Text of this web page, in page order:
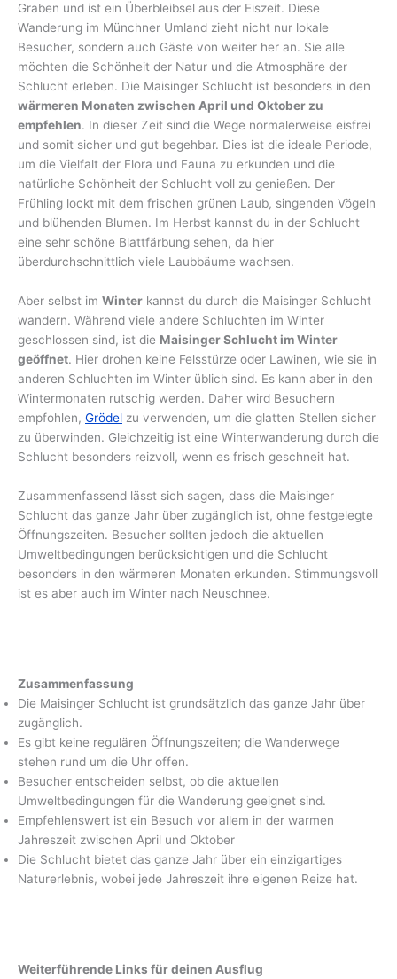
Graben und ist ein Überbleibsel aus der Eiszeit. Diese
Wanderung im Münchner Umland zieht nicht nur lokale
Besucher, sondern auch Gäste von weiter her an. Sie alle
möchten die Schönheit der Natur und die Atmosphäre der
Schlucht erleben. Die Maisinger Schlucht ist besonders in den
wärmeren Monaten zwischen April und Oktober zu
empfehlen. In dieser Zeit sind die Wege normalerweise eisfrei
und somit sicher und gut begehbar. Dies ist die ideale Periode,
um die Vielfalt der Flora und Fauna zu erkunden und die
natürliche Schönheit der Schlucht voll zu genießen. Der
Frühling lockt mit dem frischen grünen Laub, singenden Vögeln
und blühenden Blumen. Im Herbst kannst du in der Schlucht
eine sehr schöne Blattfärbung sehen, da hier
überdurchschnittlich viele Laubbäume wachsen.
Aber selbst im Winter kannst du durch die Maisinger Schlucht
wandern. Während viele andere Schluchten im Winter
geschlossen sind, ist die Maisinger Schlucht im Winter
geöffnet. Hier drohen keine Felsstürze oder Lawinen, wie sie in
anderen Schluchten im Winter üblich sind. Es kann aber in den
Wintermonaten rutschig werden. Daher wird Besuchern
empfohlen, Grödel zu verwenden, um die glatten Stellen sicher
zu überwinden. Gleichzeitig ist eine Winterwanderung durch die
Schlucht besonders reizvoll, wenn es frisch geschneit hat.
Zusammenfassend lässt sich sagen, dass die Maisinger
Schlucht das ganze Jahr über zugänglich ist, ohne festgelegte
Öffnungszeiten. Besucher sollten jedoch die aktuellen
Umweltbedingungen berücksichtigen und die Schlucht
besonders in den wärmeren Monaten erkunden. Stimmungsvoll
ist es aber auch im Winter nach Neuschnee.
Zusammenfassung
Die Maisinger Schlucht ist grundsätzlich das ganze Jahr über
zugänglich.
Es gibt keine regulären Öffnungszeiten; die Wanderwege
stehen rund um die Uhr offen.
Besucher entscheiden selbst, ob die aktuellen
Umweltbedingungen für die Wanderung geeignet sind.
Empfehlenswert ist ein Besuch vor allem in der warmen
Jahreszeit zwischen April und Oktober
Die Schlucht bietet das ganze Jahr über ein einzigartiges
Naturerlebnis, wobei jede Jahreszeit ihre eigenen Reize hat.
Weiterführende Links für deinen Ausflug